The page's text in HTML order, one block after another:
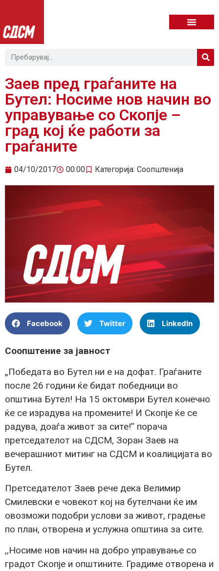
Заев пред граѓаните на
Бутел: Носиме нов начин во
управување со Скопје –
град кој ќе работи за
граѓаните
04/10/2017 00:00 Категорија: Соопштенија
Facebook Twitter LinkedIn
Соопштение за јавност
„Победата во Бутел ни е на дофат. Граѓаните
после 26 години ќе бидат победници во
општина Бутел! На 15 октомври Бутел конечно
ќе се израдува на промените! И Скопје ќе се
радува, доаѓа живот за сите!” порача
претседателот на СДСМ, Зоран Заев на
вечерашниот митинг на СДСМ и коалицијата во
Бутел.
Претседателот Заев рече дека Велимир
Смилевски е човекот кој на бутелчани ќе им
овозможи подобри услови за живот, градење
по план, отворена и услужна општина за сите.
,,Носиме нов начин на добро управување со
градот Скопје и општините. Градиме отворена и